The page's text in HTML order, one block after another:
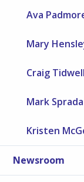
Ava
Mary
Craig Tidwell
Mark Sprada
Kristen
Newsroom